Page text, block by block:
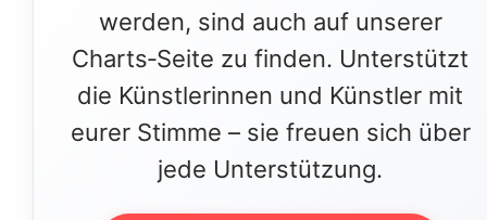
werden, sind auch auf unserer
Charts‑Seite zu finden. Unterstützt
die Künstlerinnen und Künstler mit
eurer Stimme – sie freuen sich über
jede Unterstützung.